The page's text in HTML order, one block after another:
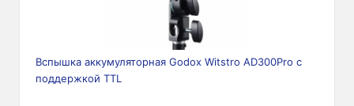
Вспышка аккумуляторная Godox Witstro AD300Pro с
поддержкой TTL